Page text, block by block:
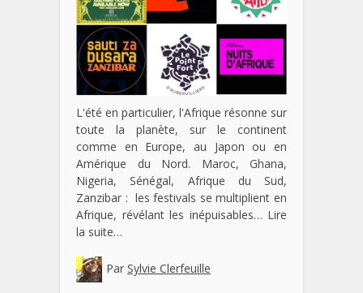
L'été en particulier, l'Afrique résonne sur
toute la planète, sur le continent
comme en Europe, au Japon ou en
Amérique du Nord. Maroc, Ghana,
Nigeria, Sénégal, Afrique du Sud,
Zanzibar : les festivals se multiplient en
Afrique, révélant les inépuisables… Lire
la suite…
Par Sylvie Clerfeuille